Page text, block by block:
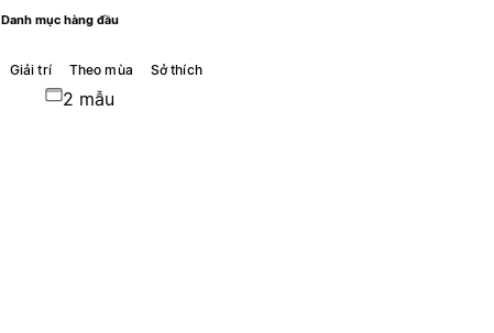
Danh mục hàng đầu
Giải trí Theo mùa Sở thích
2 mẫu